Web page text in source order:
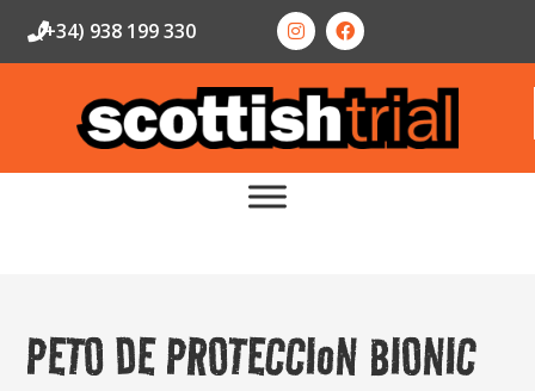
(+34) 938 199 330
PETO DE PROTECCIoN BIONIC